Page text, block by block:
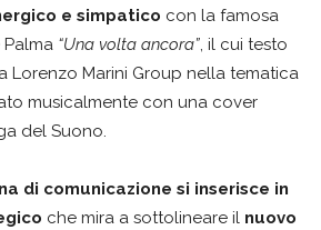
e simpatico con la famosa
“Una volta ancora”, il cui testo
Lorenzo Marini Group nella tematica
musicalmente con una cover
del Suono.
di comunicazione si inserisce in
che mira a sottolineare il nuovo